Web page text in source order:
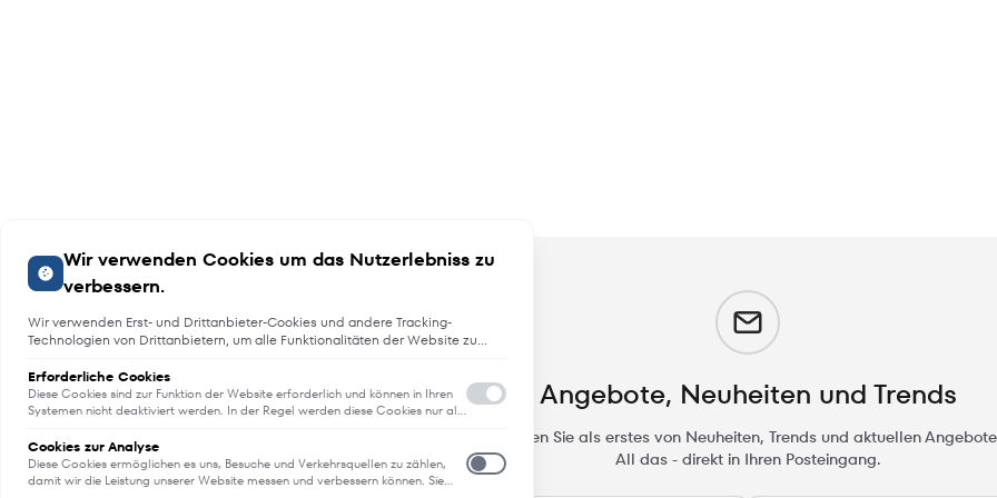
Wir verwenden Cookies um das Nutzerlebniss zu
verbessern.
Wir verwenden Erst- und Drittanbieter-Cookies und andere Tracking-
Technologien von Drittanbietern, um alle Funktionalitäten der Website zu
und personalisierte Werbung über unsere Websites, Apps und Newsletter im
Internet und über Social-Media-Plattformen bereitzustellen. Zu diesem
Zweck erfassen wir Informationen zum Benutzer, dem Browsing-Verhalten
Erforderliche Cookies
Diese Cookies sind zur Funktion der Website erforderlich und können in Ihren
Systemen nicht deaktiviert werden. In der Regel werden diese Cookies nur als
Dienstanforderung entsprechen, wie etwa dem Festlegen Ihrer
Datenschutzeinstellungen, dem Anmelden oder dem Ausfüllen von
Formularen. Sie können Ihren Browser so einstellen, dass diese Cookies
Cookies zur Analyse
Diese Cookies ermöglichen es uns, Besuche und Verkehrsquellen zu zählen,
damit wir die Leistung unserer Website messen und verbessern können. Sie
Angebote, Neuheiten und Trends
Erfahren Sie als erstes von Neuheiten, Trends und aktuellen
All das - direkt in Ihren Posteingang.